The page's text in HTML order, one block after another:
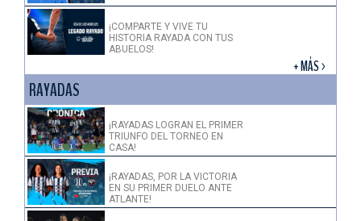
¡COMPARTE Y VIVE TU
HISTORIA RAYADA CON TUS
ABUELOS!
+ MÁS >
RAYADAS
¡RAYADAS LOGRAN EL PRIMER
TRIUNFO DEL TORNEO EN
CASA!
¡RAYADAS, POR LA VICTORIA
EN SU PRIMER DUELO ANTE
ATLANTE!